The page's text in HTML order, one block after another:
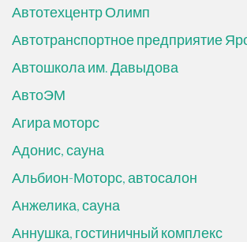
Автотехцентр Олимп
Автотранспортное предприятие
Автошкола им. Давыдова
АвтоЭМ
Агира моторс
Адонис, сауна
Альбион-Моторс, автосалон
Анжелика, сауна
Аннушка, гостиничный комплекс